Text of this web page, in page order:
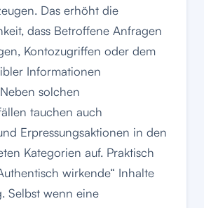
Das erhöht die
dass Betroffene Anfragen
Kontozugriffen oder dem
Informationen
solchen
tauchen auch
Erpressungsaktionen in den
Kategorien auf. Praktisch
wirkende“ Inhalte
Selbst wenn eine